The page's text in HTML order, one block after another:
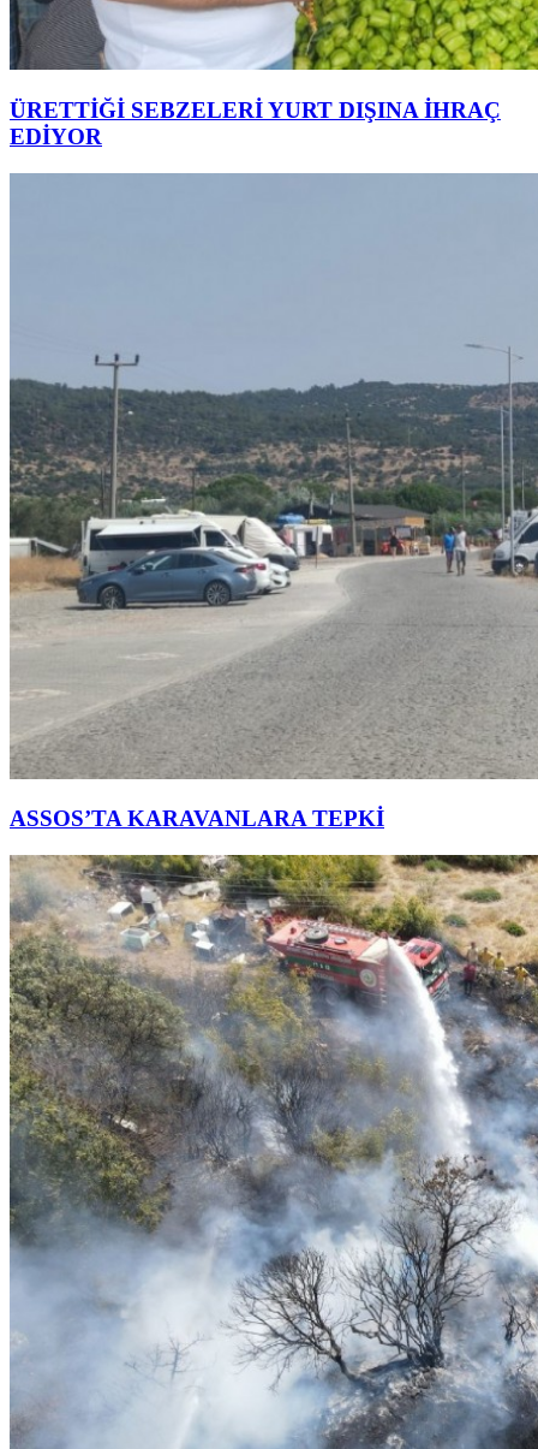
ÜRETTİĞİ SEBZELERİ YURT DIŞINA İHRAÇ
EDİYOR
ASSOS’TA KARAVANLARA TEPKİ